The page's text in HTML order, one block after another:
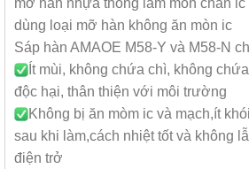
dùng loại mỡ hàn không ăn mòn ic
Sáp hàn AMAOE M58-Y và M58-N
Ít mùi, không chứa chì, không
độc hại, thân thiện với môi trường
Không bị ăn mòm ic và mạch,ít
sau khi làm,cách nhiệt tốt và không
điện trở